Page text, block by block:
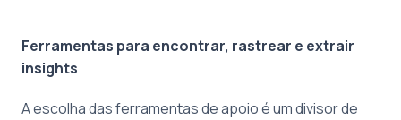
Ferramentas para encontrar, rastrear e extrair
insights
A escolha das ferramentas de apoio é um divisor de